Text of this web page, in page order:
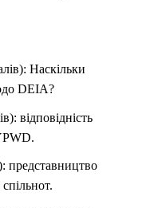
Наскільки
DEIA?
відповідність
представництво